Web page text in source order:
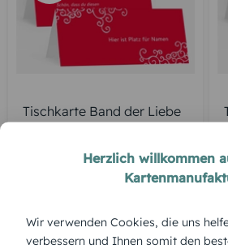
Tischkarte Band der Liebe
Produktbeschreibung
Herzlich willkommen
Wir verwenden Cookies, die uns
verbessern und Ihnen somit den